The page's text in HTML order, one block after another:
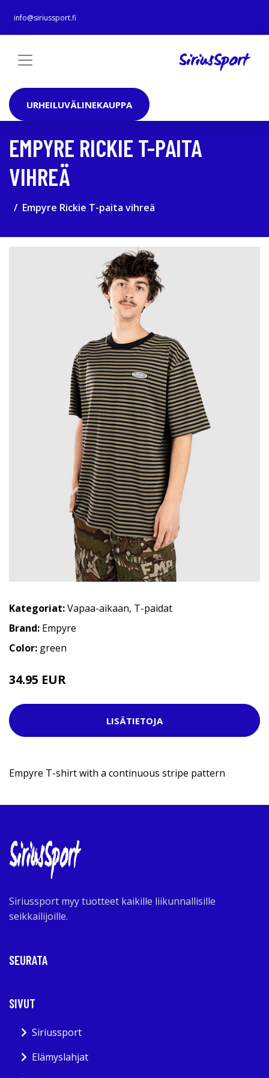
info@siriussport.fi
URHEILUVÄLINEKAUPPA
EMPYRE RICKIE T-PAITA
VIHREÄ
Empyre Rickie T-paita vihreä
Kategoriat:Vapaa-aikaan, T-paidat
Brand: Empyre
Color: green
34.95 EUR
LISÄTIETOJA
Empyre T-shirt with a continuous stripe pattern
Siriussport myy tuotteet kaikille liikunnallisille
seikkailijoille.
SEURATA
SIVUT
Siriussport
Elämyslahjat